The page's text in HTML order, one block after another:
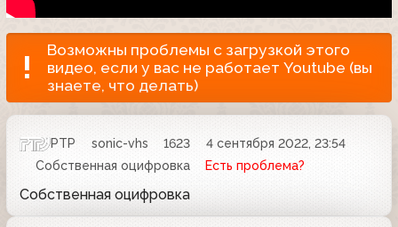
Возможны проблемы с загрузкой этого
видео, если у вас не работает Youtube (вы
знаете, что делать)
РТР sonic-vhs 1623
4 сентября 2022, 23:54
Собственная оцифровка
Есть проблема?
Собственная оцифровка